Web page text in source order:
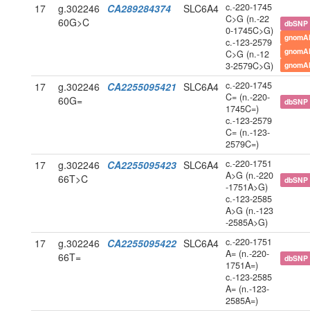
17
g.302246
60G>C
CA289284374 SLC6A4 c.-220-1745
C>G (n.-22
0-1745C>G)
c.-123-2579
C>G (n.-12
3-2579C>G)
dbSNP
17
g.302246
60G=
CA2255095421 SLC6A4 c.-220-1745
C= (n.-220-
1745C=)
c.-123-2579
C= (n.-123-
2579C=)
dbSNP
17
g.302246
66T>C
CA2255095423 SLC6A4 c.-220-1751
A>G (n.-220
-1751A>G)
c.-123-2585
A>G (n.-123
-2585A>G)
dbSNP
17
g.302246
66T=
CA2255095422 SLC6A4 c.-220-1751
A= (n.-220-
1751A=)
c.-123-2585
A= (n.-123-
2585A=)
dbSNP